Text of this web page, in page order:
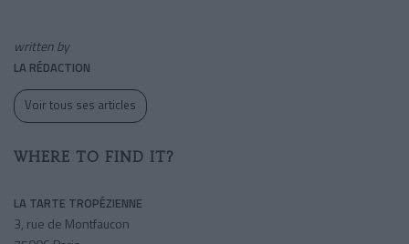
written by
LA RÉDACTION
Voir tous ses articles
WHERE TO FIND IT?
LA TARTE TROPÉZIENNE
3, rue de Montfaucon